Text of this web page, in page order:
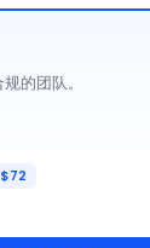
的团队。